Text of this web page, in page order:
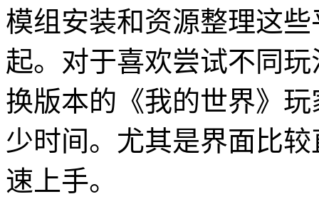
模组安装和资源整理这
起。对于喜欢尝试不同
换版本的《我的世界》
少时间。尤其是界面比
速上手。